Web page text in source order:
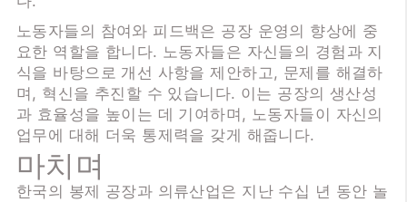
노동자들의 참여와 피드백은 공장 운영의 향상에 중
요한 역할을 합니다. 노동자들은 자신들의 경험과 지
식을 바탕으로 개선 사항을 제안하고, 문제를 해결하
며, 혁신을 추진할 수 있습니다. 이는 공장의 생산성
과 효율성을 높이는 데 기여하며, 노동자들이 자신의
업무에 대해 더욱 통제력을 갖게 해줍니다.
마치며
한국의 봉제 공장과 의류산업은 지난 수십 년 동안 놀